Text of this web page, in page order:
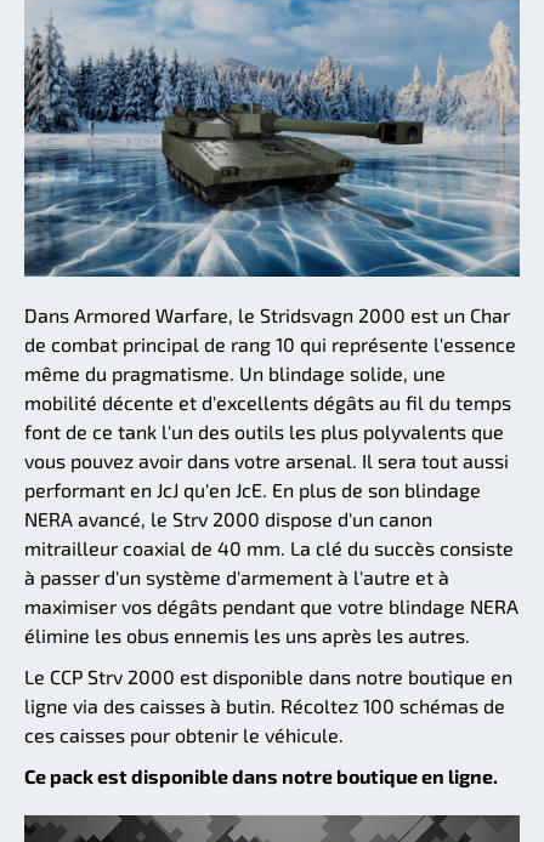
Dans Armored Warfare, le Stridsvagn 2000 est un Char
de combat principal de rang 10 qui représente l'essence
même du pragmatisme. Un blindage solide, une
mobilité décente et d'excellents dégâts au fil du temps
font de ce tank l'un des outils les plus polyvalents que
vous pouvez avoir dans votre arsenal. Il sera tout aussi
performant en JcJ qu'en JcE. En plus de son blindage
NERA avancé, le Strv 2000 dispose d'un canon
mitrailleur coaxial de 40 mm. La clé du succès consiste
à passer d'un système d'armement à l'autre et à
maximiser vos dégâts pendant que votre blindage NERA
élimine les obus ennemis les uns après les autres.
Le CCP Strv 2000 est disponible dans notre boutique en
ligne via des caisses à butin. Récoltez 100 schémas de
ces caisses pour obtenir le véhicule.
Ce pack est disponible dans notre boutique en ligne.